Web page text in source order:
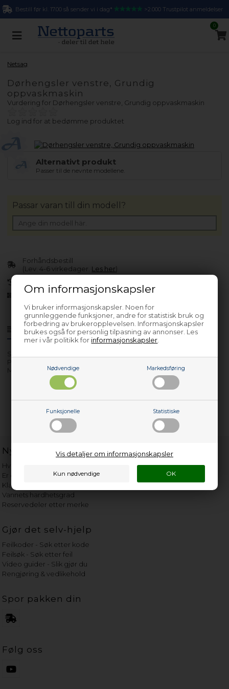
Om informasjonskapsler
Vi bruker informasjonskapsler. Noen for
grunnleggende funksjoner, andre for statistisk bruk og
forbedring av brukeropplevelsen. Informasjonskapsler
brukes også for personlig tilpasning av annonser. Les
mer i vår politikk for informasjonskapsler
Nødvendige Markedsføring
Funksjonelle Statistiske
Vis detaljer om informasjonskapsler
Bestill før kl. 17.00 så sender vi i dag* >2.000 Trustpilot anmeldelser
0
Netsag
Dørhengsler venstre, Grundig
oppvaskmaskin
Vurdering for Dørhengsler venstre, Grundig oppvaskmaskin
Log ind for at bedømme produktet
Alternativt produkt
Passer til de nevnte modellene.
Produktinfo Spørsmål om varen?
Serienr.:
Prod./Art/Servicenr.:
Modeller: GNU 41835
Forhåndsbestill
(Lev. 4-6 virkedager. Les her)
Siden 2013
Passar varan till din modell?
Nyttige lenker
Hvor gammelt er apparatet mitt?
Er det verdt å reparere?
Klage på bassengrobot
Vannets hardhetsgrad
Reservedeler etter merke
Gjør det selv-hjelp
Feilkoder - Søk etter kode
Feilsøk - Søk etter feil
Video guider - Slik gjør du
Rengjøring & vedlikehold
Spor pakken din
Følg oss